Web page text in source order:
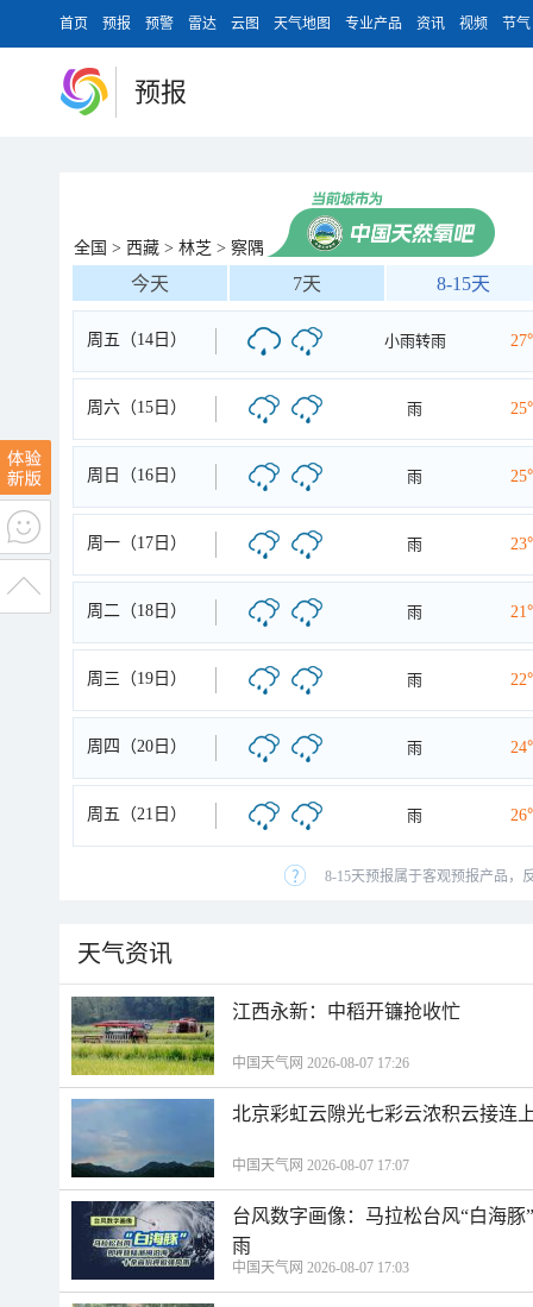
首页 预报 预警 雷达 云图 天气地图 专业产品 资讯 视频 节气
预报
全国 > 西藏 > 林芝 > 察隅
今天 7天 8-15天
周五（14日） 小雨转雨
周六（15日） 雨
周日（16日） 雨
周一（17日） 雨
周二（18日） 雨
周三（19日） 雨
周四（20日） 雨
周五（21日） 雨
8-15天预报属于客观预报产品，
天气资讯
江西永新：中稻开镰抢收忙
中国天气网 2026-08-07 17:26
北京彩虹云隙光七彩云浓积云接连
中国天气网 2026-08-07 17:07
台风数字画像：马拉松台风“白海
雨
中国天气网 2026-08-07 17:03